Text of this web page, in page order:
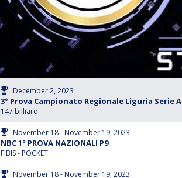
December 2, 2023
3° Prova Campionato Regionale Liguria Serie A
147 billiard
November 18 - November 19, 2023
NBC 1° PROVA NAZIONALI P9
FIBIS - POCKET
November 18 - November 19, 2023